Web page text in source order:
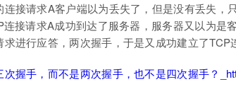
接请求A客户端以为丢失了，但是没有丢失，
接请求A成功到达了服务器，服务器又以为是
进行应答，两次握手，于是又成功建立了TCP